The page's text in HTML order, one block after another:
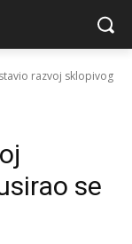
razvoj sklopivog
se